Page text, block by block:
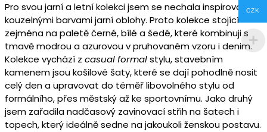
Pro svou jarní a letní kolekci jsem se nechala inspirovat
kouzelnými barvami jarní oblohy. Proto kolekce stojící
zejména na paletě černé, bílé a šedé, které kombinuji s
tmavě modrou a azurovou v pruhovaném vzoru i denim.
Kolekce vychází z casual formalstylu, stavebním
kamenem jsou košilové šaty, které se dají pohodlně nosit
celý den a upravovat do téměř libovolného stylu od
formálního, přes městský až ke sportovnímu. Jako druhý
jsem zařadila nadčasový zavinovací střih na šatech i
topech, který ideálně sedne na jakoukoli ženskou postavu.
CZK